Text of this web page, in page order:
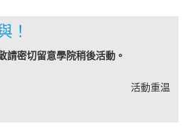
！
請密切留意學院稍後活動。
活動重温